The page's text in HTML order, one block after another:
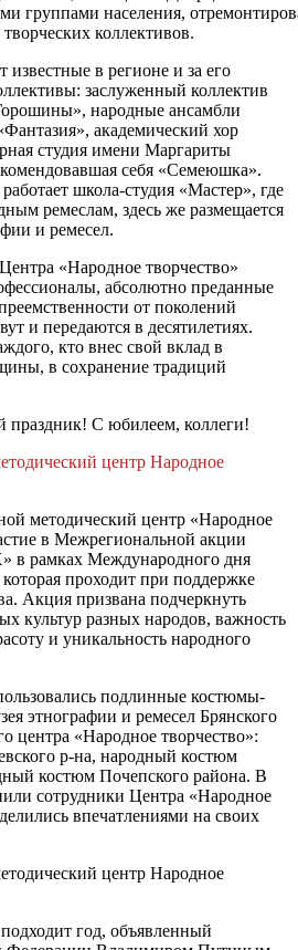
группами населения,
коллективов.
известные в регионе и за его
заслуженный коллектив
народные ансамбли
академический хор
студия имени Маргариты
себя «Семеюшка».
школа-студия «Мастер», где
ремеслам, здесь же размещается
и ремесел.
«Народное творчество»
абсолютно преданные
от поколений
и передаются в десятилетиях.
кто внес свой вклад в
в сохранение традиций
С юбилеем, коллеги!
методический центр «Народное
в Межрегиональной акции
Международного дня
проходит при поддержке
Акция призвана подчеркнуть
культур разных народов, важность
и уникальность народного
подлинные костюмы-
этнографии и ремесел Брянского
центра «Народное творчество»:
р-на, народный костюм
костюм Почепского района. В
сотрудники Центра «Народное
впечатлениями на своих
год, объявленный